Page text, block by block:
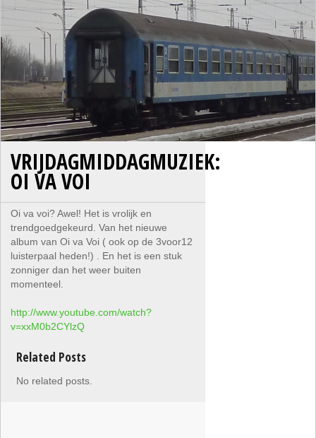
VRIJDAGMIDDAGMUZIEK:
OI VA VOI
Oi va voi? Awel! Het is vrolijk en
trendgoedgekeurd. Van het nieuwe
album van Oi va Voi ( ook op de 3voor12
luisterpaal heden!) . En het is een stuk
zonniger dan het weer buiten
momenteel.
http://www.youtube.com/watch?
v=xxM0b2CYlzQ
Related Posts
No related posts.